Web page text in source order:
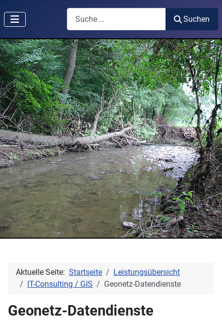
Suchen
Suchen
Aktuelle Seite: Startseite
Leistungsübersicht
IT-Consulting / GIS
Geonetz-Datendienste
Geonetz-Datendienste